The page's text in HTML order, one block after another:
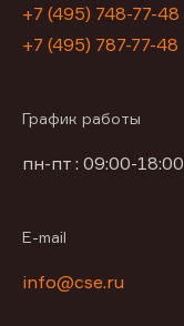
+7 (495) 748-77-48
+7 (495) 787-77-48
График работы
пн-пт : 09:00-18:00
E-mail
info@cse.ru